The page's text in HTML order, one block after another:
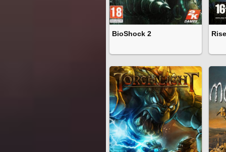
BioShock 2